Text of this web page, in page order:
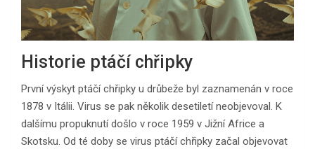
Historie ptáčí chřipky
První výskyt ptáčí chřipky u drůbeže byl zaznamenán v roce
1878 v Itálii. Virus se pak několik desetiletí neobjevoval. K
dalšímu propuknutí došlo v roce 1959 v Jižní Africe a
Skotsku. Od té doby se virus ptáčí chřipky začal objevovat